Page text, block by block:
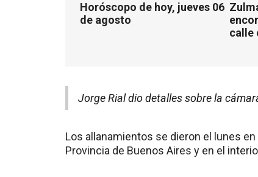
Horóscopo de hoy, jueves 06
de agosto
calle
Jorge Rial dio detalles sobre la
Los allanamientos se dieron el lunes
Provincia de Buenos Aires y en el